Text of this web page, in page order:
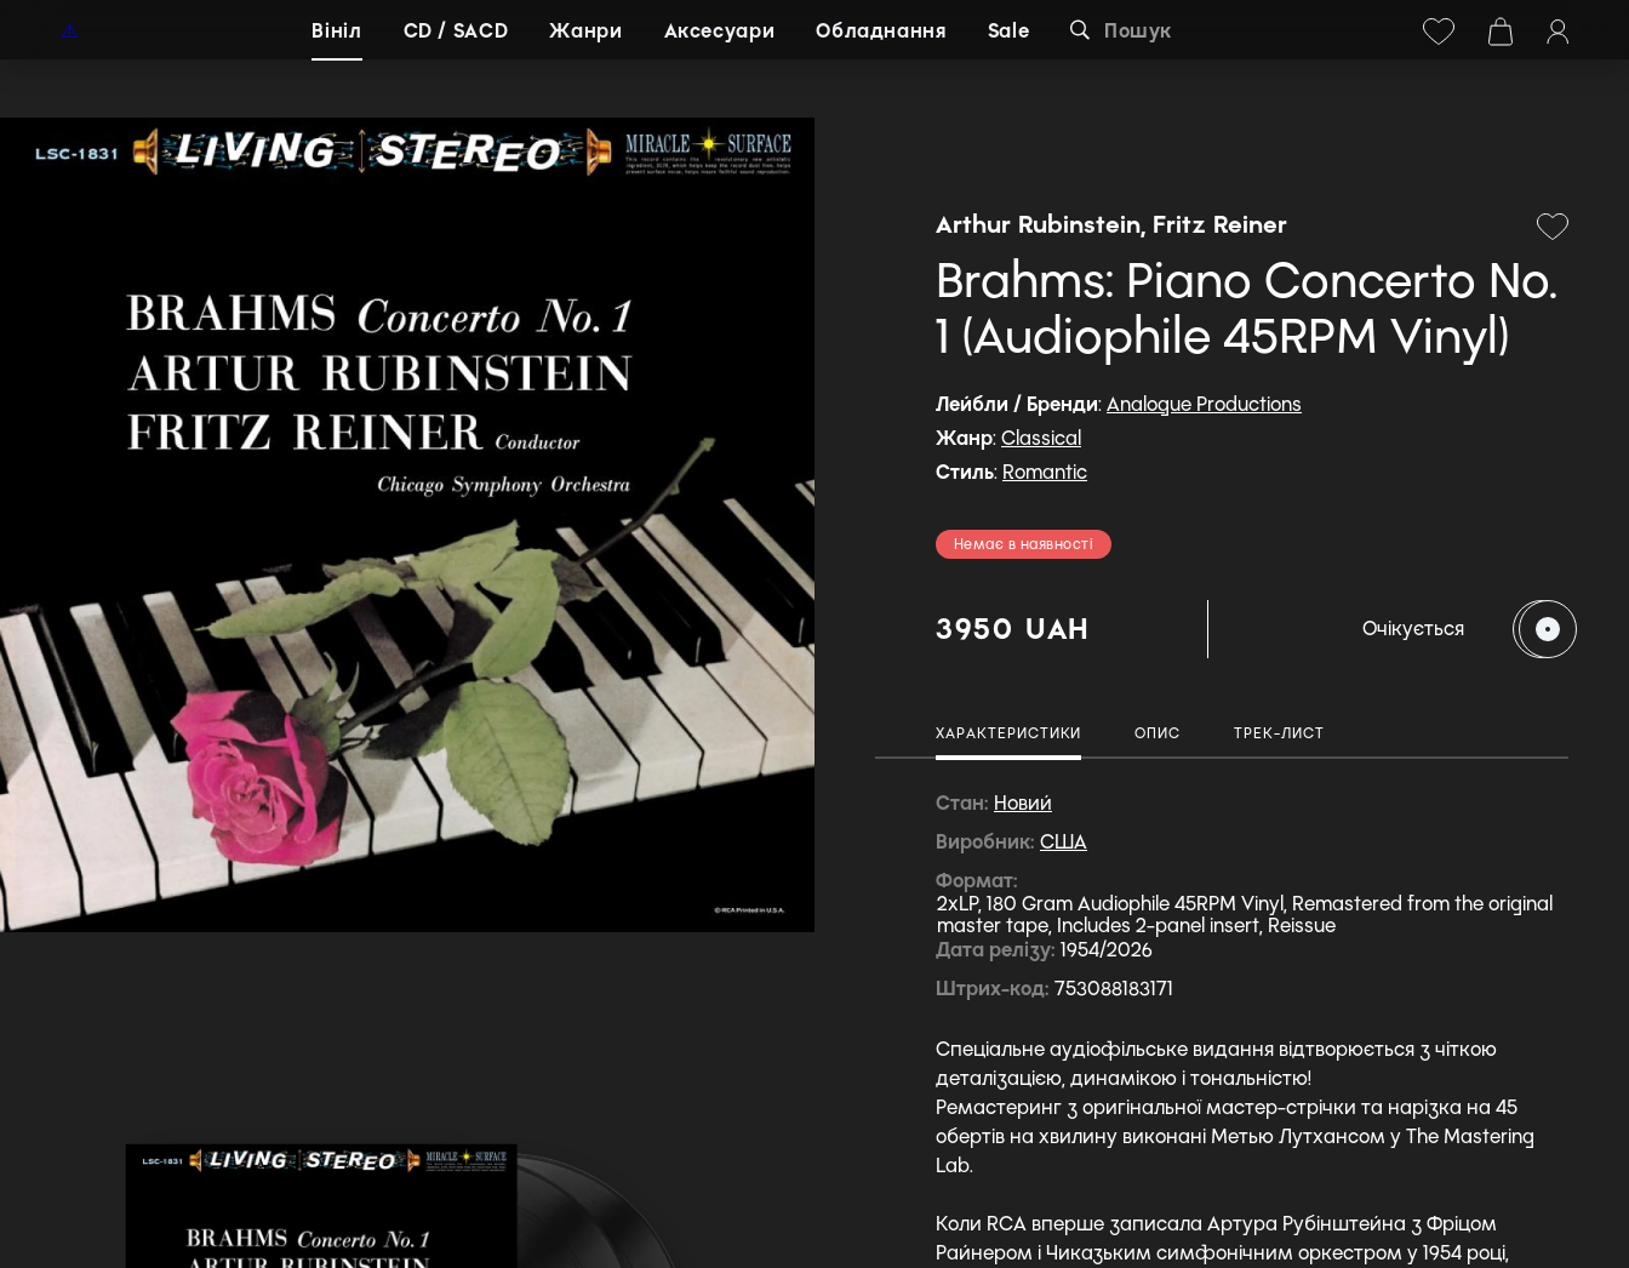
+38 (068) 778-40-38
Вініл CD / SACD Жанри Аксесуари Обладнання Sale Пошук
Arthur Rubinstein, Fritz Reiner
Brahms: Piano Concerto No.
1 (Audiophile 45RPM Vinyl)
Лейбли / Бренди: Analogue Productions
Жанр: Classical
Стиль: Romantic
Немає в наявності
3950 UAH Очікується
ХАРАКТЕРИСТИКИ ОПИС ТРЕК-ЛИСТ
Стан Новий
Виробник США
Формат
2xLP, 180 Gram Audiophile 45RPM Vinyl, Remastered from the original
master tape, Includes 2-panel insert, Reissue
Дата релізу 1954/2026
Штрих-код 753088183171
Спеціальне аудіофільське видання відтворюється з чіткою
деталізацією, динамікою і тональністю!
Ремастеринг з оригінальної мастер-стрічки та нарізка на 45
обертів на хвилину виконані Метью Лутхансом у The Mastering
Lab.
Коли RCA вперше записала Артура Рубінштейна з Фріцом
Райнером і Чиказьким симфонічним оркестром у 1954 році,